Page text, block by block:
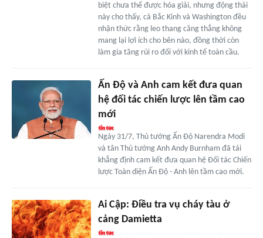
biệt chưa thể được hóa giải, nhưng động thái
này cho thấy, cả Bắc Kinh và Washington đều
nhận thức rằng leo thang căng thẳng không
mang lại lợi ích cho bên nào, đồng thời còn
làm gia tăng rủi ro đối với kinh tế toàn cầu.
Ấn Độ và Anh cam kết đưa quan
hệ đối tác chiến lược lên tầm cao
mới
Ngày 31/7, Thủ tướng Ấn Độ Narendra Modi
và tân Thủ tướng Anh Andy Burnham đã tái
khẳng định cam kết đưa quan hệ Đối tác Chiến
lược Toàn diện Ấn Độ - Anh lên tầm cao mới.
Ai Cập: Điều tra vụ cháy tàu ở
cảng Damietta